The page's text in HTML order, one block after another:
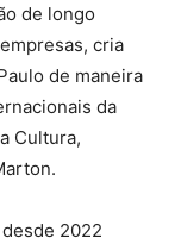
de longo
cria
de maneira
da
Cultura,
2022